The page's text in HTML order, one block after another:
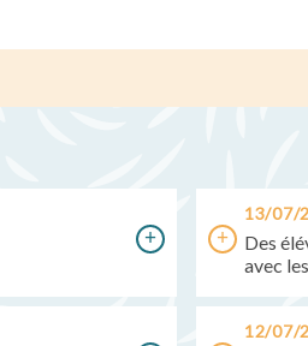
13/07/
Des
avec
12/07/